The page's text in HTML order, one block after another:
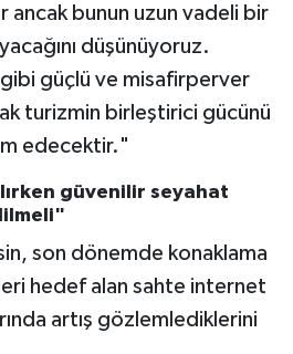
ancak bunun uzun vadeli bir
düşünüyoruz.
güçlü ve misafirperver
turizmin birleştirici gücünü
edecektir."
güvenilir seyahat
son dönemde konaklama
hedef alan sahte internet
artış gözlemlediklerini